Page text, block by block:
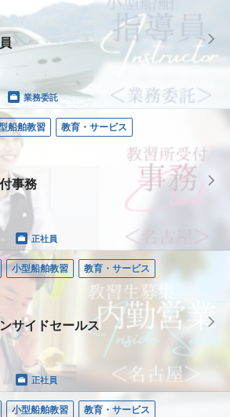
業務委託
船舶教習 教育・サービス
事務
正社員
小型船舶教習 教育・サービス
サイドセールス
正社員
小型船舶教習 教育・サービス